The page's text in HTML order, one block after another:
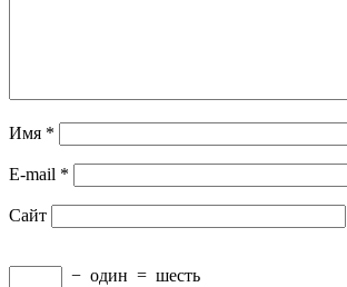
Имя *
E-mail *
Сайт
− один = шесть